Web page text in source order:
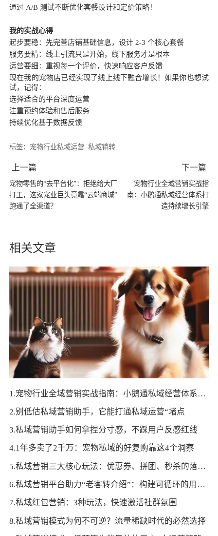
通过 A/B 测试不断优化套餐设计和定价策略！
我的实战心得
起步要稳：先完善店铺基础信息，设计 2-3 个核心套餐
服务要精：线上引流只是开始，线下服务才是根本
运营要细：重视每一个评价，快速响应客户反馈
现在我的宠物店已经实现了线上线下融合增长！如果你也想试
试，记得：
选择适合的平台深度运营
注重预约体验和售后服务
持续优化基于数据反馈
标签： 宠物行业私域运营私域销转
上一篇
宠物零售的“去平台化”：拒绝给大厂
打工，这家宠业巨头竟靠“云端商城”
跑通了全渠道？
下一篇
宠物行业全域营销实战指
南：小鹅通私域经营体系打
造持续增长引擎
相关文章
1.宠物行业全域营销实战指南：小鹅通私域经营体系打造持续增长引擎
2.别低估私域营销助手，它能打通私域运营“堵点
3.私域营销助手如何拿捏分寸感，不踩用户反感红线
4.1年多卖了2千万：宠物私域的好复购靠这4个洞察
5.私域营销三大核心玩法：优惠券、拼团、秒杀的落地技巧
6.私域营销平台助力“老客转介绍”：构建可循环的用户裂变体系
7.私域红包营销：3种玩法，快速激活社群氛围
8.私域营销模式为何不可逆？流量稀缺时代的必然选择